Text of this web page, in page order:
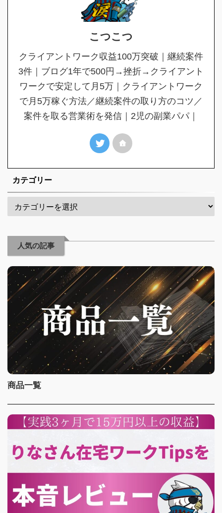
こつこつ
クライアントワーク収益100万突破｜継続案件
3件｜ブログ1年で500円→挫折→クライアント
ワークで安定して月5万｜クライアントワーク
で月5万稼ぐ方法／継続案件の取り方のコツ／
案件を取る営業術を発信｜2児の副業パパ｜
カテゴリー
人気の記事
商品一覧